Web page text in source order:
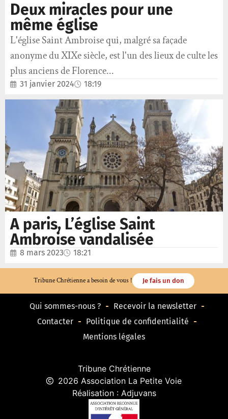
Deux miracles pour une
même église
L'église Saint Ambroise qui, malgré sa façade
anonyme du XIXe siècle, est l'un des lieux de culte les
plus anciens de Florence...
31 janvier 2024 18:19
A paris, L’église Saint
Ambroise vandalisée
8 mars 2023 18:21
Tribune Chrétienne a besoin de vous ! Je fais un don
Qui sommes-nous ?
Recevoir la newsletter
Contacter
Politique de confidentialité
Mentions légales
Tribune Chrétienne
2026 Association La Petite Voie
Réalisation : Adjuvans